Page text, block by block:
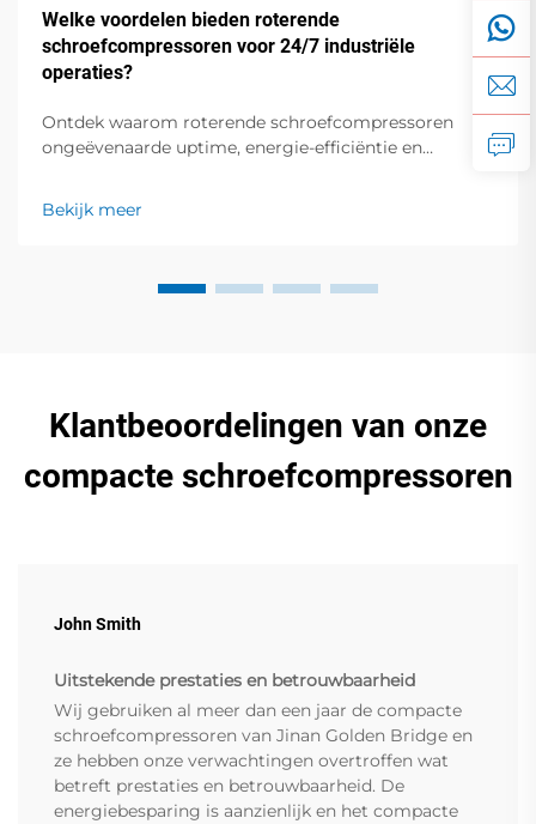
Welke voordelen bieden roterende
schroefcompressoren voor 24/7 industriële
operaties?
Ontdek waarom roterende schroefcompressoren
ongeëvenaarde uptime, energie-efficiëntie en
processen. Ontdek vandaag nog de belangrijkste
voordelen.
Bekijk meer
Klantbeoordelingen van onze
compacte schroefcompressoren
John Smith
Uitstekende prestaties en betrouwbaarheid
Wij gebruiken al meer dan een jaar de compacte
schroefcompressoren van Jinan Golden Bridge en
ze hebben onze verwachtingen overtroffen wat
betreft prestaties en betrouwbaarheid. De
energiebesparing is aanzienlijk en het compacte